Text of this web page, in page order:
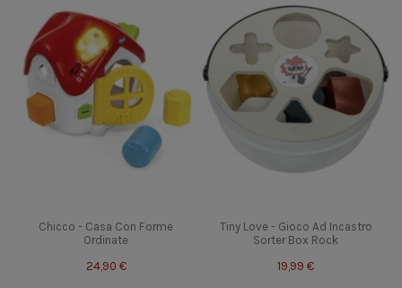
Chicco - Casa Con Forme
Ordinate
24,90 €
Tiny Love - Gioco Ad Incastro
Sorter Box Rock
19,99 €